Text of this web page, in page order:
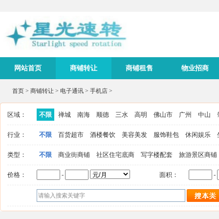
网站首页 商铺转让 商铺租售 物业招商
首页 > 商铺转让 > 电子通讯 > 手机店 >
区域： 不限 禅城 南海 顺德 三水 高明 佛山市 广州 中山
行业： 不限 百货超市 酒楼餐饮 美容美发 服饰鞋包 休闲娱乐
类型： 不限 商业街商铺 社区住宅底商 写字楼配套 旅游景区商铺
价格： - 面积： -